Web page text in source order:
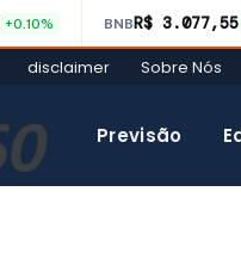
+0.10% BNBR$ 3.077,55
disclaimer Sobre Nós
Previsão